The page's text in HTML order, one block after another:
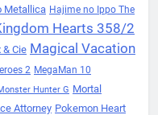
Metallica Hajime no Ippo The
Hearts 358/2
& Cie Magical Vacation
2 MegaMan 10
Hunter G Mortal
Attorney Pokemon Heart